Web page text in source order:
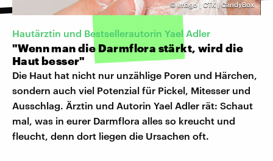
©imago | CTK | CandyBox
Hautärztin und Bestsellerautorin Yael Adler
"Wenn man die Darmflora stärkt, wird die
Haut besser"
Die Haut hat nicht nur unzählige Poren und Härchen,
sondern auch viel Potenzial für Pickel, Mitesser und
Ausschlag. Ärztin und Autorin Yael Adler rät: Schaut
mal, was in eurer Darmflora alles so kreucht und
fleucht, denn dort liegen die Ursachen oft.